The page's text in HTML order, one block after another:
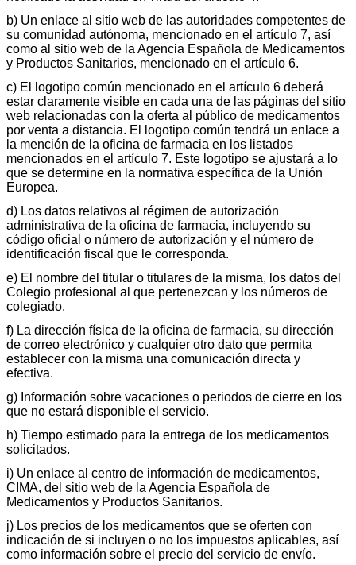
b) Un enlace al sitio web de las autoridades competentes de
su comunidad autónoma, mencionado en el artículo 7, así
como al sitio web de la Agencia Española de Medicamentos
y Productos Sanitarios, mencionado en el artículo 6.
c) El logotipo común mencionado en el artículo 6 deberá
estar claramente visible en cada una de las páginas del sitio
web relacionadas con la oferta al público de medicamentos
por venta a distancia. El logotipo común tendrá un enlace a
la mención de la oficina de farmacia en los listados
mencionados en el artículo 7. Este logotipo se ajustará a lo
que se determine en la normativa específica de la Unión
Europea.
d) Los datos relativos al régimen de autorización
administrativa de la oficina de farmacia, incluyendo su
código oficial o número de autorización y el número de
identificación fiscal que le corresponda.
e) El nombre del titular o titulares de la misma, los datos del
Colegio profesional al que pertenezcan y los números de
colegiado.
f) La dirección física de la oficina de farmacia, su dirección
de correo electrónico y cualquier otro dato que permita
establecer con la misma una comunicación directa y
efectiva.
g) Información sobre vacaciones o periodos de cierre en los
que no estará disponible el servicio.
h) Tiempo estimado para la entrega de los medicamentos
solicitados.
i) Un enlace al centro de información de medicamentos,
CIMA, del sitio web de la Agencia Española de
Medicamentos y Productos Sanitarios.
j) Los precios de los medicamentos que se oferten con
indicación de si incluyen o no los impuestos aplicables, así
como información sobre el precio del servicio de envío.